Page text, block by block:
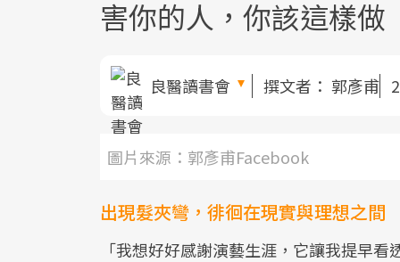
害你的人，你該這樣做
良醫讀書會 撰文者： 郭彥甫
圖片來源：郭彥甫Facebook
出現髮夾彎，徘徊在現實與理想之間
「我想好好感謝演藝生涯，它讓我提早看